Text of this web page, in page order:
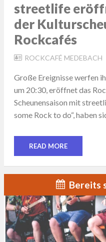
streetlife
der
Rockcafés
ROCKCAFÉ MEDEBACH
Große Ereignisse werfen
um 20:30, eröffnet das
Scheunensaison mit
some Rock to do“, haben
READ MORE
Bereits